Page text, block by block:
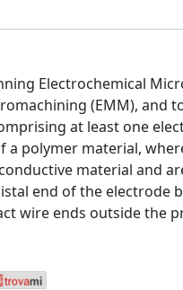
Electrochemical
(EMM), and
at least one
a polymer material,
material and
end of the electrode
wire ends outside the